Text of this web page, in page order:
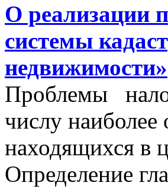
О реализации
системы
недвижимости»
Проблемы
числу
находящихся в
Определение